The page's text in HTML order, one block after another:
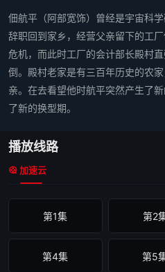
佃航平（阿部宽饰）曾经是宇宙科
辞职回到家乡，经营父亲留下的工
危机，而此时工厂的会计部长殿村
倒。殿村老家是有三百年历史的农
亲。在去看望他时航平突然产生了
了新的换型期。
播放线路
加速云
第1集 第2
第4集 第5